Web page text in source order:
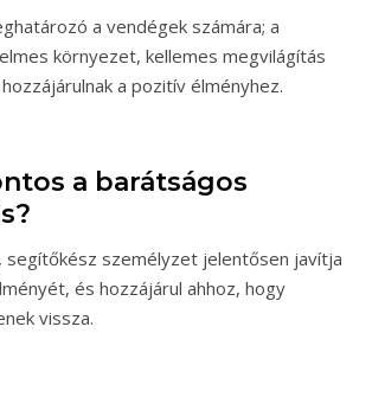
a vendégek számára; a
környezet, kellemes megvilágítás
a pozitív élményhez.
a barátságos
segítőkész személyzet jelentősen javítja
és hozzájárul ahhoz, hogy
vissza.